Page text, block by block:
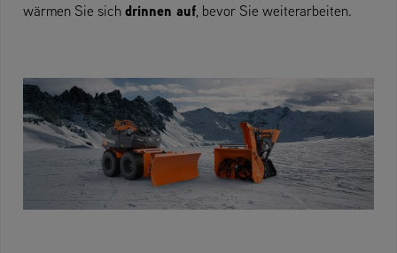
wärmen Sie sich drinnen auf, bevor Sie weiterarbeiten.